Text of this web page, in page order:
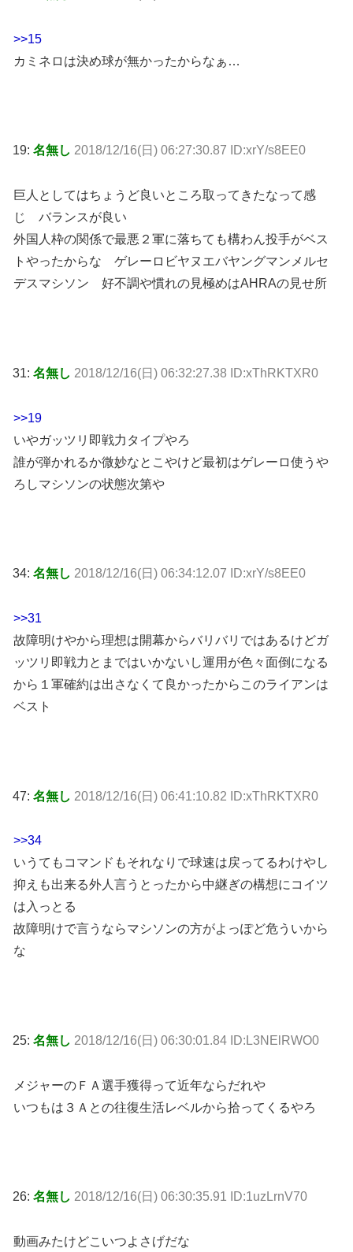
>>15
カミネロは決め球が無かったからなぁ…
19: 名無し 2018/12/16(日) 06:27:30.87 ID:xrY/s8EE0
巨人としてはちょうど良いところ取ってきたなって感
じ バランスが良い
外国人枠の関係で最悪２軍に落ちても構わん投手がベス
トやったからな ゲレーロビヤヌエバヤングマンメルセ
デスマシソン 好不調や慣れの見極めはAHRAの見せ所
31: 名無し 2018/12/16(日) 06:32:27.38 ID:xThRKTXR0
>>19
いやガッツリ即戦力タイプやろ
誰が弾かれるか微妙なとこやけど最初はゲレーロ使うや
ろしマシソンの状態次第や
34: 名無し 2018/12/16(日) 06:34:12.07 ID:xrY/s8EE0
>>31
故障明けやから理想は開幕からバリバリではあるけどガ
ッツリ即戦力とまではいかないし運用が色々面倒になる
から１軍確約は出さなくて良かったからこのライアンは
ベスト
47: 名無し 2018/12/16(日) 06:41:10.82 ID:xThRKTXR0
>>34
いうてもコマンドもそれなりで球速は戻ってるわけやし
抑えも出来る外人言うとったから中継ぎの構想にコイツ
は入っとる
故障明けで言うならマシソンの方がよっぽど危ういから
な
25: 名無し 2018/12/16(日) 06:30:01.84 ID:L3NElRWO0
メジャーのＦＡ選手獲得って近年ならだれや
いつもは３Ａとの往復生活レベルから拾ってくるやろ
26: 名無し 2018/12/16(日) 06:30:35.91 ID:1uzLrnV70
動画みたけどこいつよさげだな